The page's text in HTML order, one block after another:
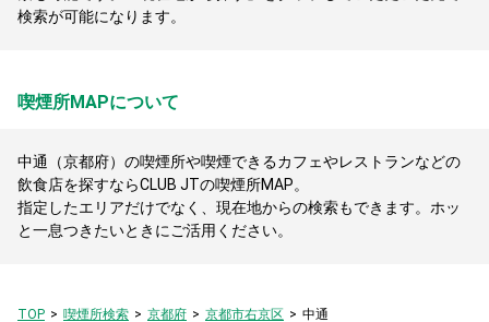
検索が可能になります。
喫煙所MAPについて
中通（京都府）の喫煙所や喫煙できるカフェやレストランなどの
飲食店を探すならCLUB JTの喫煙所MAP。
指定したエリアだけでなく、現在地からの検索もできます。ホッ
と一息つきたいときにご活用ください。
TOP 喫煙所検索 京都府 京都市右京区 中通